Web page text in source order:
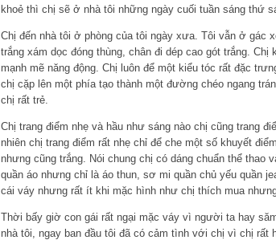
khoẻ thì chị sẽ ở nhà tôi những ngày cuối tuần sáng thứ
Chị đến nhà tôi ở phòng của tôi ngày xưa. Tôi vẫn ở gác
trắng xám dọc đóng thùng, chân đi dép cao gót trắng.
mạnh mẽ năng động. Chị luôn để một kiểu tóc rất đặc
chị cặp lên một phía tạo thành một đường chéo ngang
chị rất trẻ.
Chị trang điểm nhẹ và hầu như sáng nào chị cũng trang
nhiên chị trang điểm rất nhẹ chỉ để che một số khuyết
nhưng cũng trắng. Nói chung chị có dáng chuẩn thể thao
quần áo nhưng chỉ là áo thun, sơ mi quần chủ yếu quần
cái váy nhưng rất ít khi mặc hình như chị thích mua
Thời bấy giờ con gái rất ngại mặc váy vì người ta hay
nhà tôi, ngay ban đầu tôi đã có cảm tình với chị vì chị rất